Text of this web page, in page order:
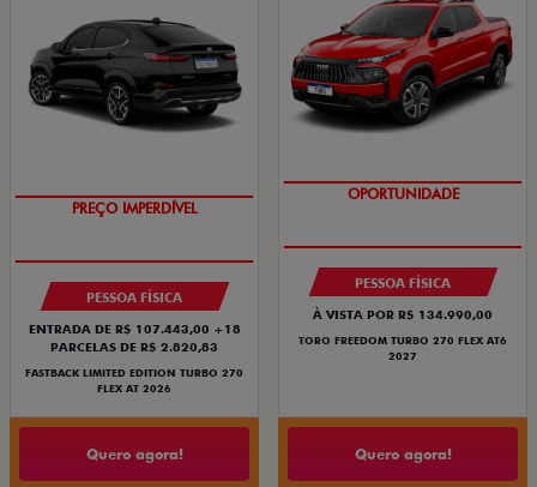
COM USADO NA TROCA
PESSOA FÍSICA
ENTRADA DE R$ 107.443,00 +18
PARCELAS DE R$ 2.820,83
FASTBACK LIMITED EDITION TURBO 270
FLEX AT 2026
Quero agora!
PESSOA FÍSICA
À VISTA POR R$ 134.990,00
TORO FREEDOM TURBO 270 FLEX AT6
2027
Quero agora!